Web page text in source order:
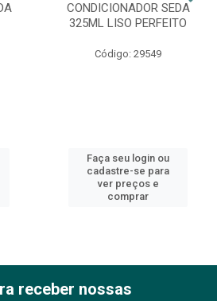
CONDICIONADOR SEDA
325ML LISO PERFEITO
Código: 29549
Faça seu login ou
cadastre-se para
ver preços e
comprar
receber nossas